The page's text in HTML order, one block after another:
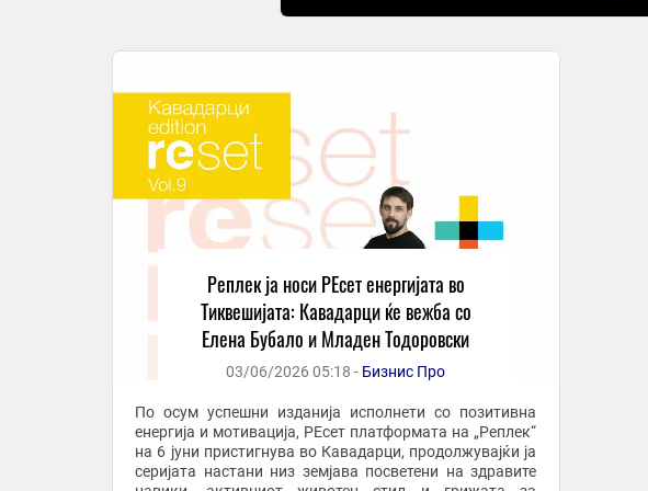
Реплек ја носи РЕсет енергијата во
Тиквешијата: Кавадарци ќе вежба со
Елена Бубало и Младен Тодоровски
03/06/2026 05:18 - Бизнис Про
По осум успешни изданија исполнети со позитивна
енергија и мотивација, РЕсет платформата на „Реплек“
на 6 јуни пристигнува во Кавадарци, продолжувајќи ја
серијата настани низ земјава посветени на здравите